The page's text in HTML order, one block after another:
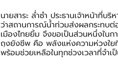
นายสาระ ล่ำซำ ประธานเจ้าหน้าที่
ว่าสถานการณ์น้ำท่วมส่งผลกระทบต่
เมืองไทยยิ้ม จึงขอเป็นส่วนหนึ่งในก
ถุงยังชีพ คือ พลังแห่งความห่วงใย
พร้อมช่วยเหลือในทุกช่วงเวลาที่จำเ